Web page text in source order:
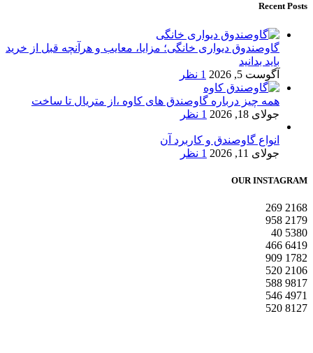
Recent Posts
گاوصندوق دیواری خانگی؛ مزایا، معایب و هرآنچه قبل از خرید
باید بدانید
آگوست 5, 2026
1 نظر
همه چیز درباره گاوصندق های کاوه ،از متریال تا ساخت
جولای 18, 2026
1 نظر
انواع گاوصندق و کاربرد آن
جولای 11, 2026
1 نظر
OUR INSTAGRAM
2168
269
2179
958
5380
40
6419
466
1782
909
2106
520
9817
588
4971
546
8127
520